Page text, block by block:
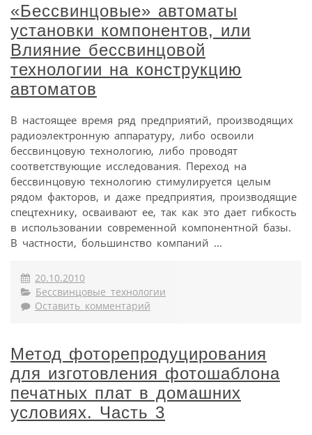
«Бессвинцовые» автоматы
установки компонентов, или
Влияние бессвинцовой
технологии на конструкцию
автоматов
В настоящее время ряд предприятий, производящих
радиоэлектронную аппаратуру, либо освоили
бессвинцовую технологию, либо проводят
соответствующие исследования. Переход на
бессвинцовую технологию стимулируется целым
рядом факторов, и даже предприятия, производящие
спецтехнику, осваивают ее, так как это дает гибкость
в использовании современной компонентной базы.
В частности, большинство компаний ...
20.10.2010
Бессвинцовые технологии
Оставить комментарий
Метод фоторепродуцирования
для изготовления фотошаблона
печатных плат в домашних
условиях. Часть 3